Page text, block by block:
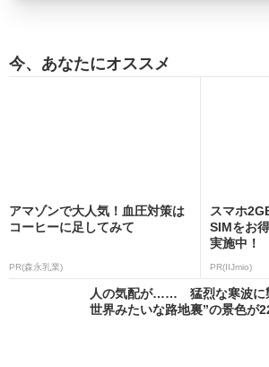
今、あなたにオススメ
アマゾンで大人気！血圧対策は
コーヒーに足してみて
PR(森永乳業)
スマホ
SIMをお
実施中！
PR(IIJmio)
人の気配が…… 猛烈な寒波に
世界みたいな路地裏”の景色が